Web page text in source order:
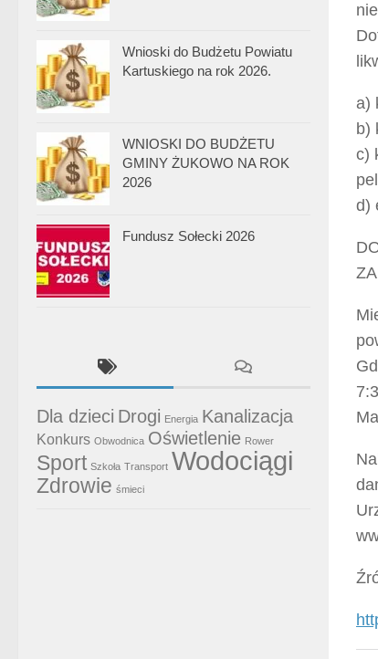
a)
b)
c)
d)
Wnioski do Budżetu Powiatu
Kartuskiego na rok 2026.
WNIOSKI DO BUDŻETU
GMINY ŻUKOWO NA ROK
2026
Fundusz Sołecki 2026
Dla dzieci Drogi Energia Kanalizacja
Konkurs Obwodnica Oświetlenie Rower
Sport Szkoła Transport Wodociągi
Zdrowie śmieci